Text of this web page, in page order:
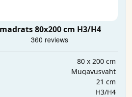
80x200 cm H3/H4
80 x 200 cm
Mugavusvaht
21 cm
H3/H4